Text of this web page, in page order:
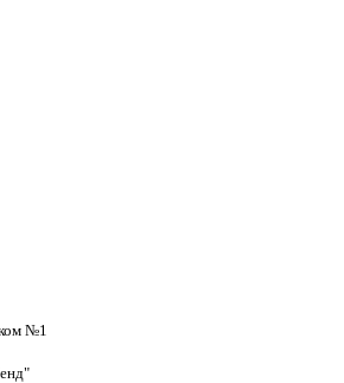
№1